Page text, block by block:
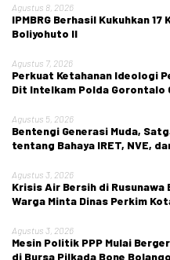
Agustus 8, 2026
IPMBRG Berhasil Kukuhkan
Boliyohuto II
Agustus 7, 2026
Perkuat Ketahanan Ideologi
Dit Intelkam Polda Gorontalo
Agustus 5, 2026
Bentengi Generasi Muda,
tentang Bahaya IRET, NVE,
Agustus 3, 2026
Krisis Air Bersih di
Warga Minta Dinas Perkim
Agustus 3, 2026
Mesin Politik PPP Mulai
di Bursa Pilkada Bone Bolango